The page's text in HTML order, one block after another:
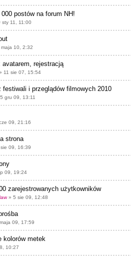
000 postów na forum NH!
sty 11, 11:00
10, 2:32
avatarem, rejestracją
11 sie 07, 15:54
festiwali i przeglądów filmowych 2010
gru 09, 13:11
09, 21:16
strona
09, 16:39
09, 19:24
zarejestrowanych użytkowników
» 5 sie 09, 12:48
09, 17:59
kolorów metek
10:27